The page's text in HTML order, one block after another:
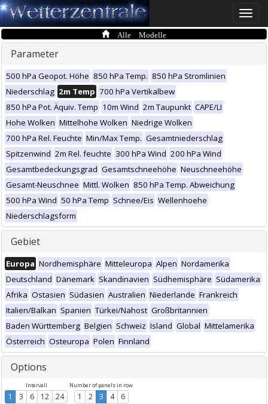
Toggle
Alle Modelle
Parameter
500 hPa Geopot. Höhe 850 hPa Temp. 850 hPa Stromlinien
Niederschlag 2m Temp 700 hPa Vertikalbew
850 hPa Pot. Äquiv. Temp 10m Wind 2m Taupunkt CAPE/LI
Hohe Wolken Mittelhohe Wolken Niedrige Wolken
700 hPa Rel. Feuchte Min/Max Temp. Gesamtniederschlag
Spitzenwind 2m Rel. feuchte 300 hPa Wind 200 hPa Wind
Gesamtbedeckungsgrad Gesamtschneehöhe Neuschneehöhe
Gesamt-Neuschnee Mittl. Wolken 850 hPa Temp. Abweichung
500 hPa Wind 50 hPa Temp Schnee/Eis Wellenhoehe
Niederschlagsform
Gebiet
Europa Nordhemisphäre Mitteleuropa Alpen Nordamerika
Deutschland Dänemark Skandinavien Südhemisphäre Südamerika
Afrika Ostasien Südasien Australien Niederlande Frankreich
Italien/Balkan Spanien Türkei/Nahost Großbritannien
Baden Württemberg Belgien Schweiz Island Global Mittelamerika
Österreich Osteuropa Polen Finnland
Options
Intervall
1 3 6 12 24
Number of panels in row
1 2 3 4 6